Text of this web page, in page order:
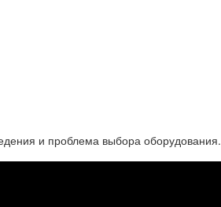
и проблема выбора оборудования.